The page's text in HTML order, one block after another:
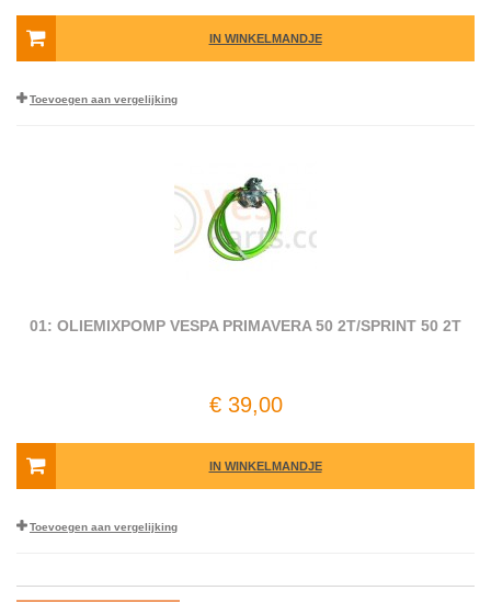
IN WINKELMANDJE
Toevoegen aan vergelijking
01: OLIEMIXPOMP VESPA PRIMAVERA 50 2T/SPRINT 50 2T
€ 39,00
IN WINKELMANDJE
Toevoegen aan vergelijking